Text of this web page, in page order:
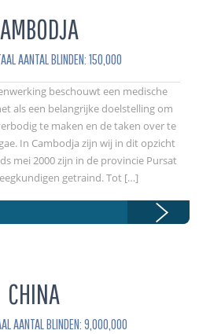
AANTAL BLINDEN: 150,000
beschouwt een medische
als een belangrijke doelstelling om
te maken en de taken over te
In Cambodja zijn wij in dit opzicht
mei 2000 zijn in de provincie Pursat
getraind. Tot […]
CHINA
AANTAL BLINDEN: 9,000,000